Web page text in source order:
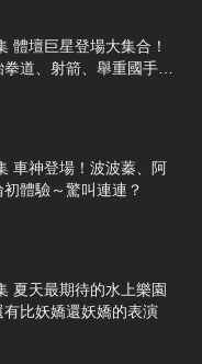
體壇巨星登場大集合！
道、射箭、舉重國手都
翹孤輪車神即將登場！
車神登場！波波蓁、阿
體驗～驚叫連連？
夏天最期待的水上樂園
有比妖嬌還妖嬌的表演